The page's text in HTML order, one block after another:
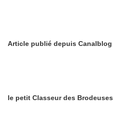
Article publié depuis Canalblog
le petit Classeur des Brodeuses